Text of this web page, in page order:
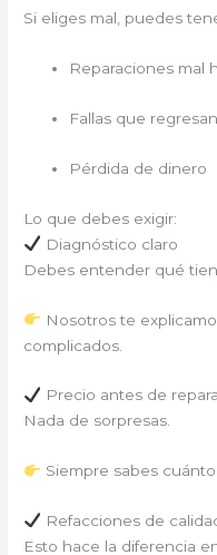
Si eliges mal, puedes
Reparaciones mal
Fallas que regresan
Pérdida de dinero
Lo que debes exigir:
Diagnóstico claro
Debes entender qué
Nosotros te
complicados.
Precio antes de
Nada de sorpresas.
Siempre sabes cuánto
Refacciones de
Esto hace la diferencia